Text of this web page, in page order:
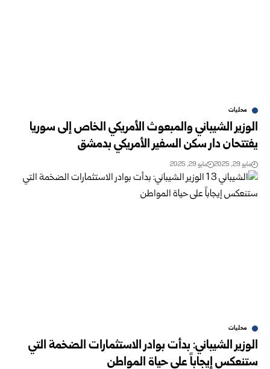
محليات
الوزير الشيباني والمبعوث الأمريكي الخاص إلى سوريا
يفتتحان دار سكن السفير الأمريكي بدمشق
مايو 29, 2025 مايو 29, 2025
محليات
الوزير الشيباني: بدأت بوادر الاستثمارات الضخمة التي
ستنعكس إيجاباً على حياة المواطن